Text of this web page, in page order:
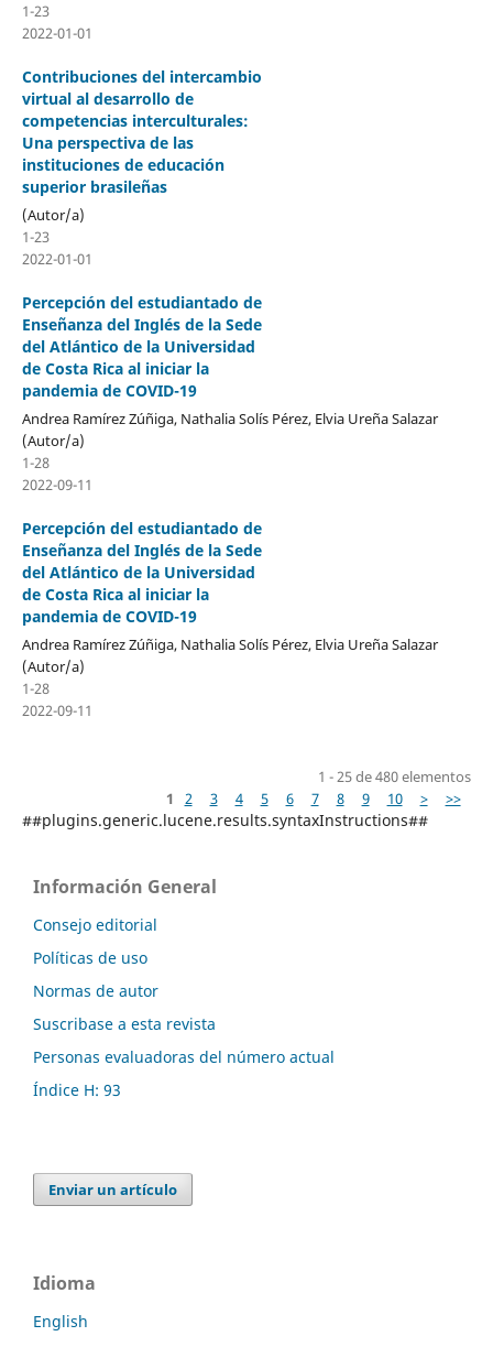
1-23
2022-01-01
Contribuciones del intercambio
virtual al desarrollo de
competencias interculturales:
Una perspectiva de las
instituciones de educación
superior brasileñas
(Autor/a)
1-23
2022-01-01
Percepción del estudiantado de
Enseñanza del Inglés de la Sede
del Atlántico de la Universidad
de Costa Rica al iniciar la
pandemia de COVID-19
Andrea Ramírez Zúñiga, Nathalia Solís Pérez, Elvia Ureña Salazar
(Autor/a)
1-28
2022-09-11
Percepción del estudiantado de
Enseñanza del Inglés de la Sede
del Atlántico de la Universidad
de Costa Rica al iniciar la
pandemia de COVID-19
Andrea Ramírez Zúñiga, Nathalia Solís Pérez, Elvia Ureña Salazar
(Autor/a)
1-28
2022-09-11
1 - 25 de 480 elementos
1
2 3 4 5 6 7 8 9 10 > >>
##plugins.generic.lucene.results.syntaxInstructions##
Información General
Consejo editorial
Políticas de uso
Normas de autor
Suscribase a esta revista
Personas evaluadoras del número actual
Índice H: 93
Enviar un artículo
Idioma
English